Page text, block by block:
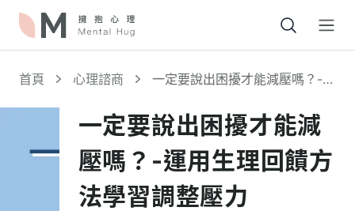
首頁 心理諮商
一定要說出困擾才能減壓嗎？-運
一定要說出困擾才能減
壓嗎？-運用生理回饋方
法學習調整壓力